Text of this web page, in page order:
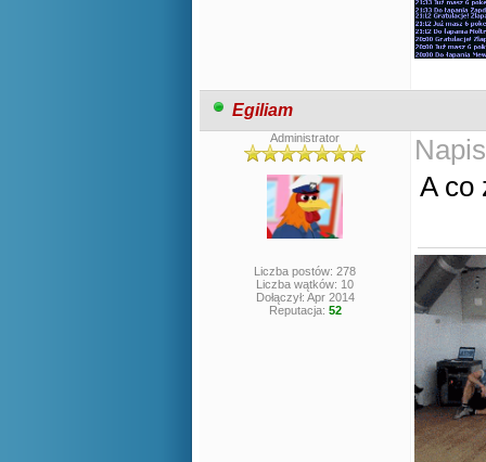
Egiliam
Administrator
Liczba postów: 278
Liczba wątków: 10
Dołączył: Apr 2014
Reputacja: 52
A co